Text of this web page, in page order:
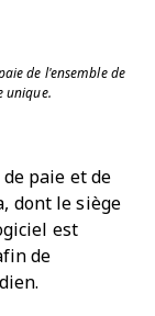
de l'ensemble de
unique.
paie et de
dont le siège
est
de